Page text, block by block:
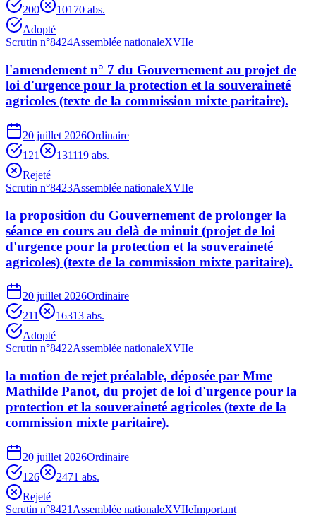
200
10170 abs.
Adopté
Scrutin n°8424Assemblée nationaleXVIIe
l'amendement n° 7 du Gouvernement au projet de
loi d'urgence pour la protection et la souveraineté
agricoles (texte de la commission mixte paritaire).
20 juillet 2026Ordinaire
121
131119 abs.
Rejeté
Scrutin n°8423Assemblée nationaleXVIIe
la proposition du Gouvernement de prolonger la
séance en cours au delà de minuit (projet de loi
d'urgence pour la protection et la souveraineté
agricoles) (texte de la commission mixte paritaire).
20 juillet 2026Ordinaire
211
16313 abs.
Adopté
Scrutin n°8422Assemblée nationaleXVIIe
la motion de rejet préalable, déposée par Mme
Mathilde Panot, du projet de loi d'urgence pour la
protection et la souveraineté agricoles (texte de la
commission mixte paritaire).
20 juillet 2026Ordinaire
126
2471 abs.
Rejeté
Scrutin n°8421 Assemblée nationaleXVIIeImportant